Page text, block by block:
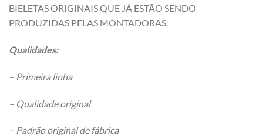
BIELETAS ORIGINAIS QUE JÁ ESTÃO SENDO
PRODUZIDAS PELAS MONTADORAS.
Qualidades:
– Primeira linha
– Qualidade original
– Padrão original de fábrica